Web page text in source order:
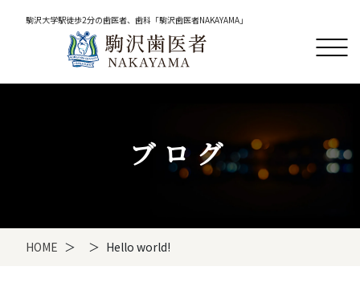
駒沢大学駅徒歩2分の歯医者、歯科「駒沢歯医者NAKAYAMA」
ブログ
HOME Hello world!